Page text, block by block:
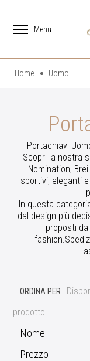
Home Uomo
Portachiavi
Scopri la nostra
Nomination,
sportivi, eleganti
In questa
dal design più
proposti
ORDINA PER
prodotto
Nome
Prezzo